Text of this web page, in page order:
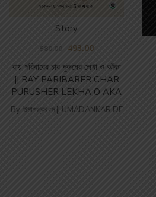
রায় পরিবারের চার পুরুষের লেখা ও আঁকা
|| RAY PARIBARER CHAR
PURUSHER LEKHA O AKA
Story
580.00 493.00
By উমাশঙ্কর দে || UMADANKAR DE